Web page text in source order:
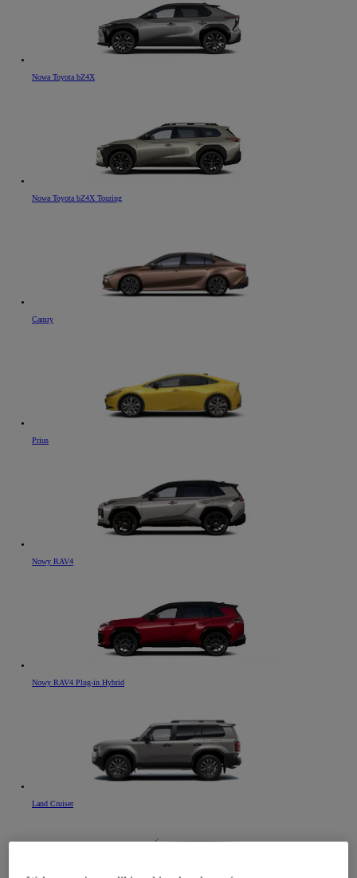
Nowa Toyota bZ4X
Nowa Toyota bZ4X Touring
Camry
Prius
Nowy RAV4
Nowy RAV4 Plug-in Hybrid
Land Cruiser